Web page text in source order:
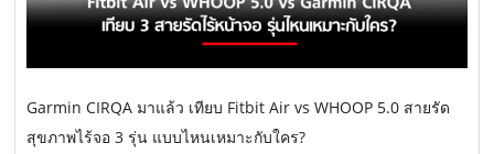
Garmin CIRQA มาแล้ว เทียบ Fitbit Air vs WHOOP 5.0 สายรัด
สุขภาพไร้จอ 3 รุ่น แบบไหนเหมาะกับใคร?